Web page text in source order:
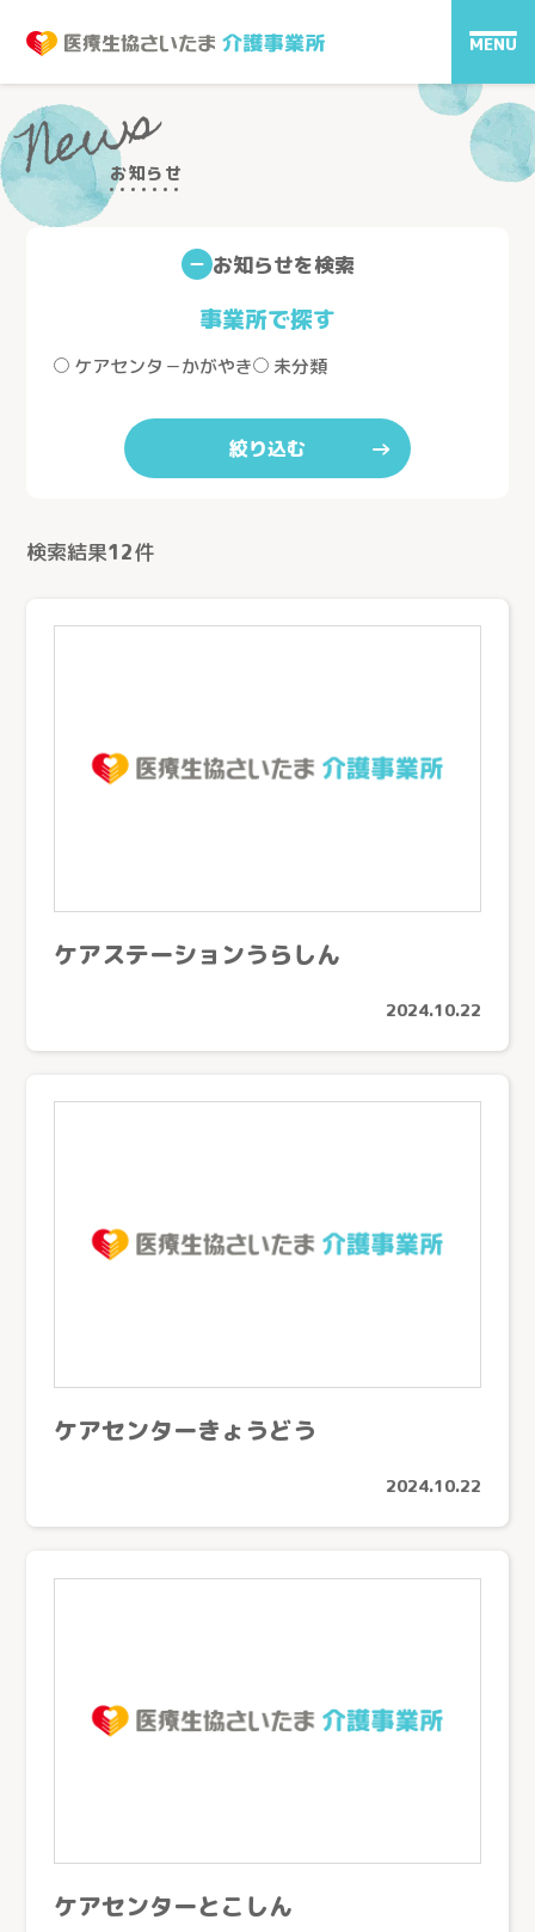
MENU
News
お知らせ
お知らせを検索
事業所で探す
ケアセンタ－かがやき 未分類
絞り込む
検索結果12件
ケアステーションうらしん
2024.10.22
ケアセンターきょうどう
2024.10.22
ケアセンターとこしん